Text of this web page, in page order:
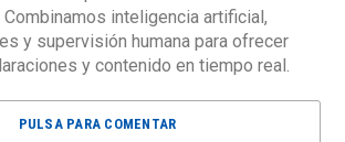
inteligencia artificial,
y supervisión humana para ofrecer
y contenido en tiempo real.
PULSA PARA COMENTAR